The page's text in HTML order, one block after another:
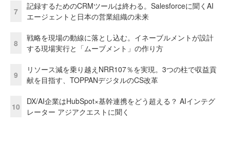
7
記録するためのCRMツールは終わる。Salesforceに聞くAI
エージェントと日本の営業組織の未来
8
戦略を現場の動線に落とし込む。イネーブルメントが設計
する現場実行と「ムーブメント」の作り方
9
リソース減を乗り越えNRR107％を実現。3つの柱で収益貢
献を目指す、TOPPANデジタルのCS改革
10
DX/AI企業はHubSpot×基幹連携をどう超える？ AIインテグ
レーター アジアクエストに聞く